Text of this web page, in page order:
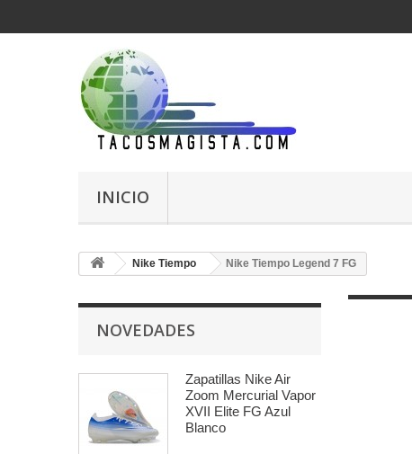
INICIO
Nike Tiempo Nike Tiempo Legend 7 FG
NOVEDADES
Zapatillas Nike Air
Zoom Mercurial Vapor
XVII Elite FG Azul
Blanco